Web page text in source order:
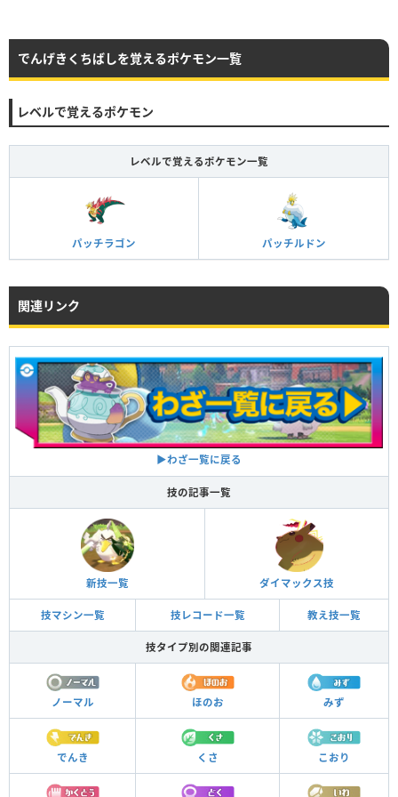
でんげきくちばしを覚えるポケモン一覧
レベルで覚えるポケモン
レベルで覚えるポケモン一覧
パッチラゴン パッチルドン
関連リンク
▶︎わざ一覧に戻る
技の記事一覧
新技一覧 ダイマックス技
技マシン一覧 技レコード一覧 教え技一覧
技タイプ別の関連記事
ノーマル ほのお みず
でんき くさ こおり